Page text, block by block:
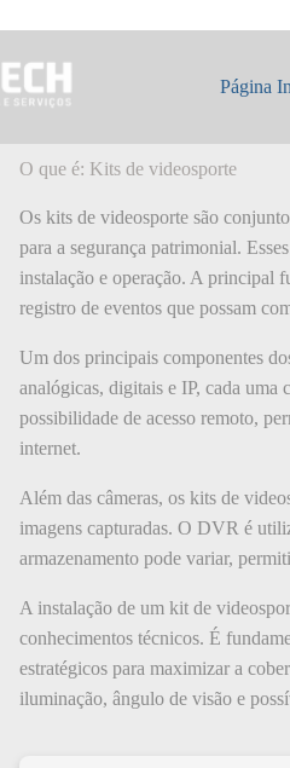
Página
O que é: Kits de
O que é: Kits de videosporte
Os kits de videosporte são
para a segurança patrimonial.
instalação e operação. A principal
registro de eventos que possam
Um dos principais componentes
analógicas, digitais e IP, cada uma
possibilidade de acesso remoto,
internet.
Além das câmeras, os kits de
imagens capturadas. O DVR é
armazenamento pode variar,
A instalação de um kit de
conhecimentos técnicos. É
estratégicos para maximizar a
iluminação, ângulo de visão e